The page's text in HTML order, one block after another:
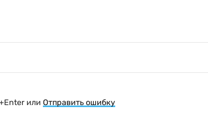
или Отправить ошибку